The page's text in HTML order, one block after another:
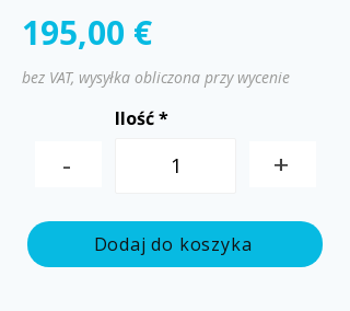
195,00 €
bez VAT, wysyłka obliczona przy wycenie
-
Ilość
+
Dodaj do koszyka